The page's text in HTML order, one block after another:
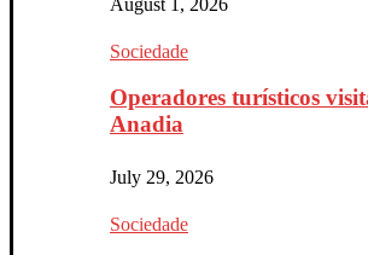
Sociedade
Operadores turísticos
Anadia
July 29, 2026
Sociedade